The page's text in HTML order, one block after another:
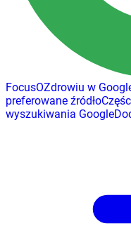
FocusOZdrowiu w
preferowane źródło
wyszukiwania Google